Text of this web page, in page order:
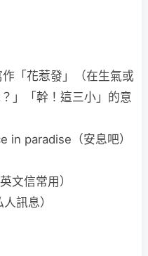
「花惹發」（在生氣或
」「幹！這三小」的意
in paradise（安息吧）
文信常用）
訊息）